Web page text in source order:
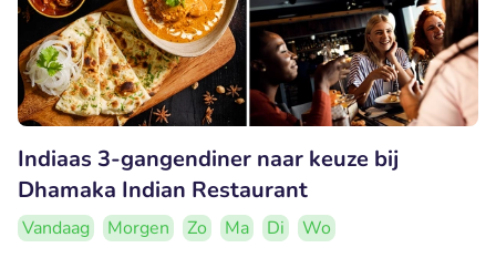
Indiaas 3-gangendiner naar keuze bij
Dhamaka Indian Restaurant
Vandaag Morgen Zo Ma Di
Wo